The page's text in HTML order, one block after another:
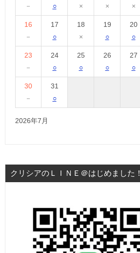
－
○
×
×
×
16
－
17
○
18
×
19
○
20
○
23
－
24
○
25
○
26
○
27
○
30
－
31
○
2026年7月
クリシアのＬＩＮＥ＠はじめました！